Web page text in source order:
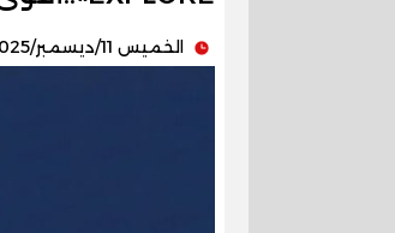
الخميس 11/ديسمبر/2025 - 05:10 م